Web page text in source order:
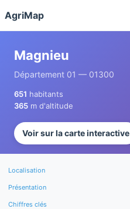
AgriMap
Magnieu
Département 01 — 01300
651 habitants
365 m d'altitude
Voir sur la carte interactive
Localisation
Présentation
Chiffres clés